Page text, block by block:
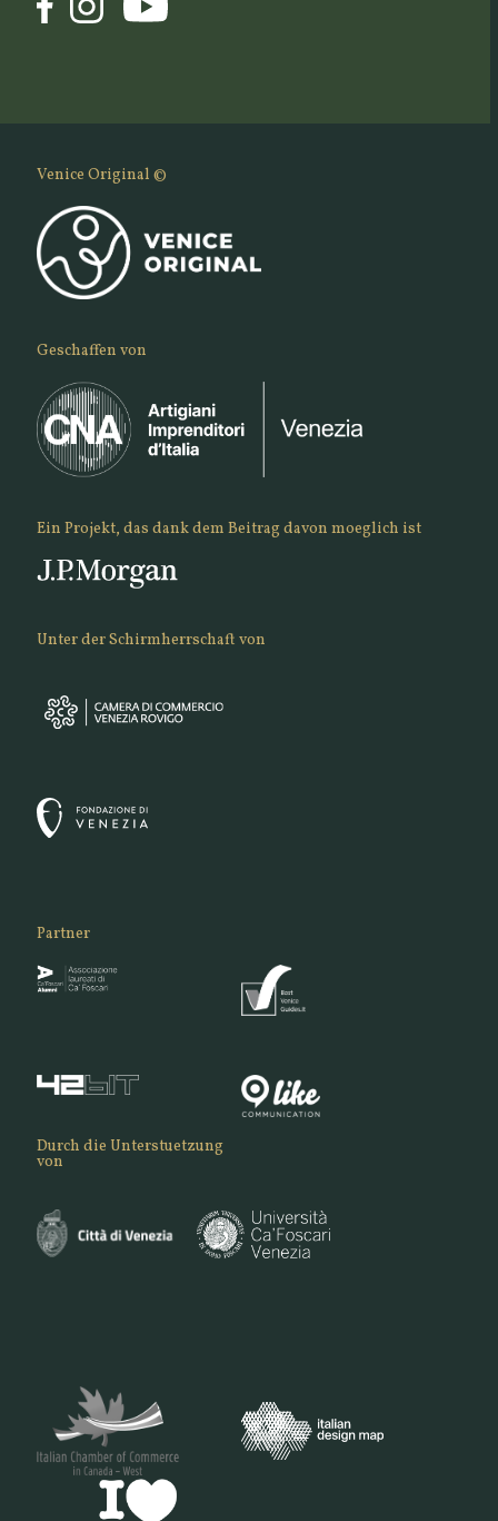
Venice Original ©
Geschaffen von
Ein Projekt, das dank dem Beitrag davon moeglich ist
Unter der Schirmherrschaft von
Partner
Durch die Unterstuetzung
von